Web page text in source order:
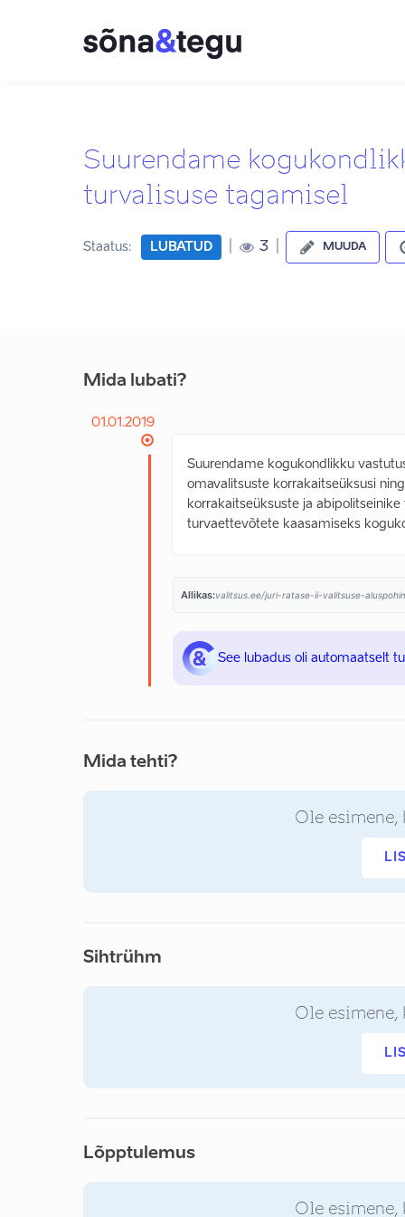
Suurendame
turvalisuse tagamisel
Staatus: LUBATUD 3 MUUDA
Mida lubati?
01.01.2019
Suurendame kogukondlikku
omavalitsuste korrakaitseüksusi
korrakaitseüksuste ja
turvaettevõtete kaasamiseks
Allikas:valitsus.ee/juri-ratase-ii-valitsuse-
See lubadus oli automaatselt
Mida tehti?
Ole esimene,
Sihtrühm
Ole esimene,
Lõpptulemus
Ole esimene,